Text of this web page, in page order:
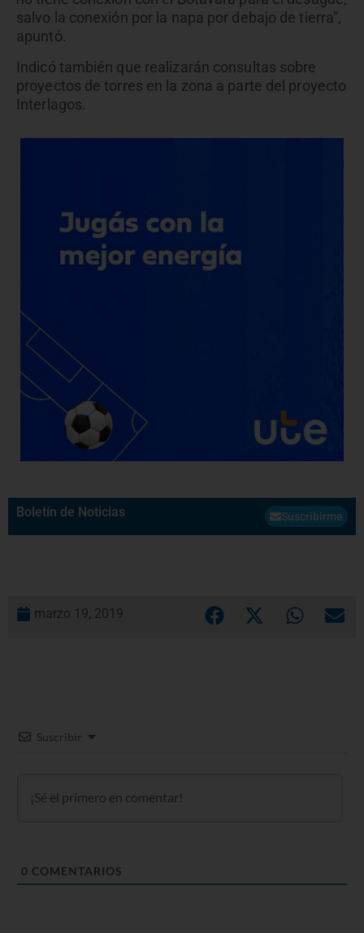
salvo la conexión por la napa por debajo de tierra”,
apuntó.
Indicó también que realizarán consultas sobre
proyectos de torres en la zona a parte del proyecto
Interlagos.
Boletín de Noticias Suscribirme
marzo 19, 2019
Suscribir
0 COMENTARIOS